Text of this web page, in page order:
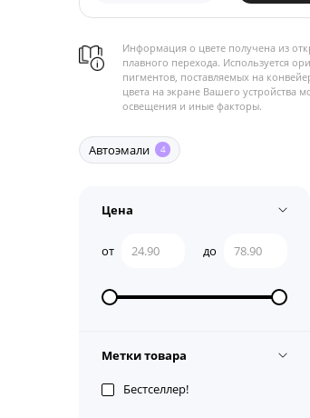
Информация о цвете получена из
плавного перехода. Используется
пигментов, поставляемых на
цвета на экране Вашего устройства
освещения и иные факторы.
Автоэмали 4
Цена
от до
Метки товара
Бестселлер!